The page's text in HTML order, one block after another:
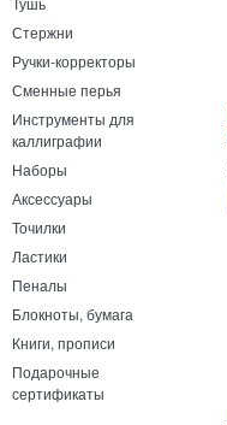
Стержни
Ручки-корректоры
Сменные перья
Инструменты для
каллиграфии
Наборы
Аксессуары
Точилки
Ластики
Пеналы
Блокноты, бумага
Книги, прописи
Подарочные
сертификаты